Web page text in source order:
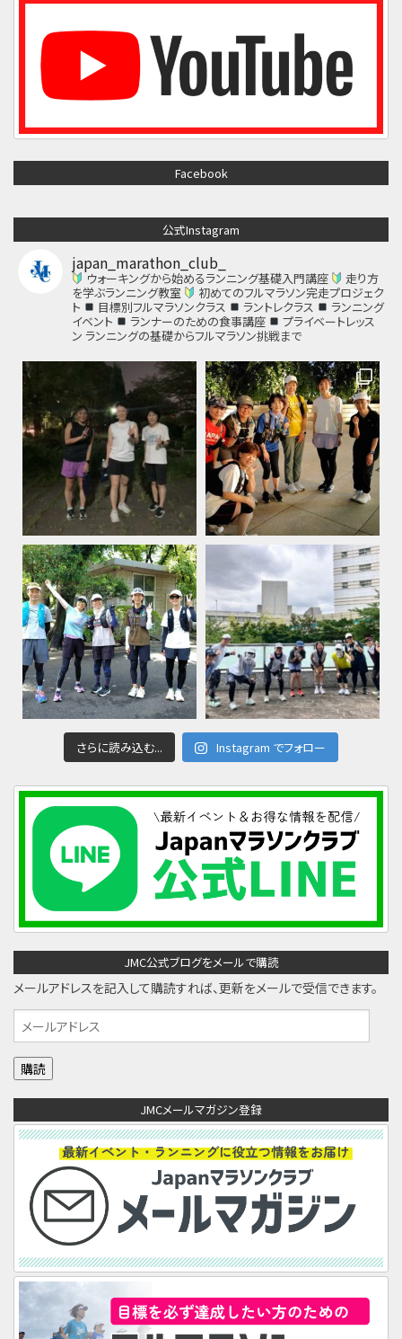
Facebook
公式Instagram
japan_marathon_club_
ウォーキングから始めるランニング基礎入門講座
走り方
を学ぶランニング教室
初めてのフルマラソン完走プロジェク
ト
目標別フルマラソンクラス ラントレクラス
ランニング
イベント
ランナーのための食事講座
プライベートレッス
ン ランニングの基礎からフルマラソン挑戦まで
さらに読み込む... Instagram でフォロー
JMC公式ブログをメールで購読
メールアドレスを記入して購読すれば、更新をメールで受信できます。
メ
ー
ル
レ
JMCメールマガジン登録